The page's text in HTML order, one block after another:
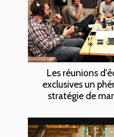
Les réunions
exclusives un
stratégie de